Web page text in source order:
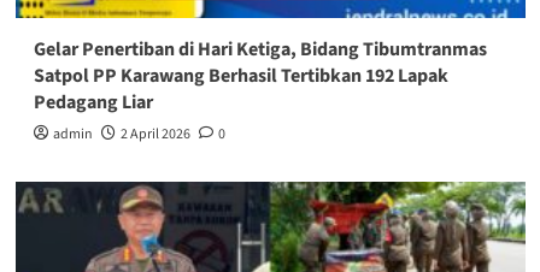
Gelar Penertiban di Hari Ketiga, Bidang Tibumtranmas
Satpol PP Karawang Berhasil Tertibkan 192 Lapak
Pedagang Liar
admin 2 April 2026 0